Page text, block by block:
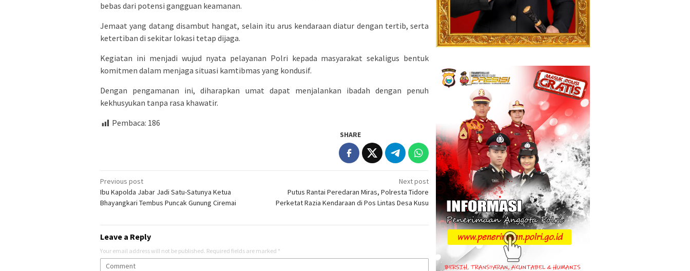
bebas dari potensi gangguan keamanan.
Jemaat yang datang disambut hangat, selain itu arus kendaraan diatur dengan tertib, serta
ketertiban di sekitar lokasi tetap dijaga.
Kegiatan ini menjadi wujud nyata pelayanan Polri kepada masyarakat sekaligus bentuk
komitmen dalam menjaga situasi kamtibmas yang kondusif.
Dengan pengamanan ini, diharapkan umat dapat menjalankan ibadah dengan penuh
kekhusyukan tanpa rasa khawatir.
Pembaca: 186
SHARE
Post
navigation
Previous post
Ibu Kapolda Jabar Jadi Satu-Satunya Ketua
Bhayangkari Tembus Puncak Gunung Ciremai
Next post
Putus Rantai Peredaran Miras, Polresta Tidore
Perketat Razia Kendaraan di Pos Lintas Desa Kusu
Leave a Reply
Your email address will not be published. Required fields are marked *